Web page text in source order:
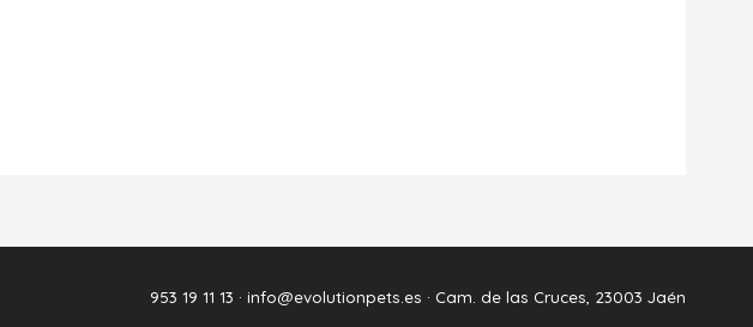
953 19 11 13 · info@evolutionpets.es · Cam. de las Cruces, 23003 Jaén